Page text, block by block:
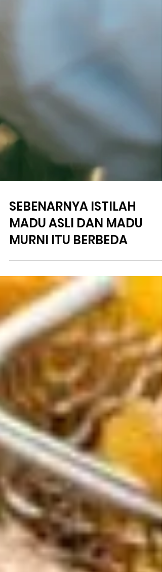
SEBENARNYA ISTILAH
MADU ASLI DAN MADU
MURNI ITU BERBEDA